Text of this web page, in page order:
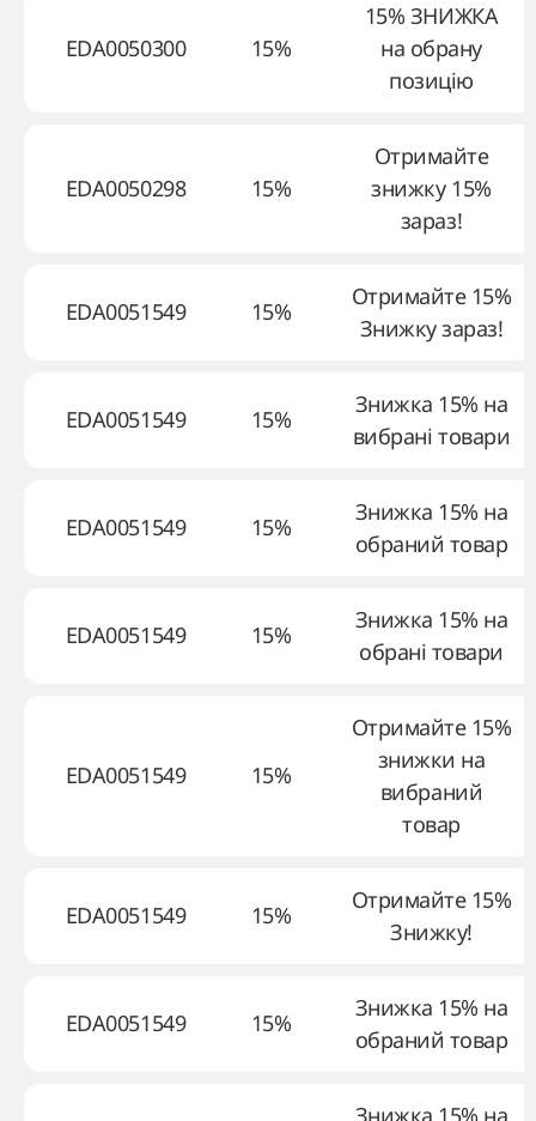
EDA0050300 15%
15% ЗНИЖКА
на обрану
позицію
EDA0050298 15%
Отримайте
знижку 15%
зараз!
EDA0051549 15%
Отримайте 15%
Знижку зараз!
EDA0051549 15%
Знижка 15% на
вибрані товари
EDA0051549 15%
Знижка 15% на
обраний товар
EDA0051549 15%
Знижка 15% на
обрані товари
EDA0051549 15%
Отримайте 15%
знижки на
вибраний
товар
EDA0051549 15%
Отримайте 15%
Знижку!
EDA0051549 15%
Знижка 15% на
обраний товар
Знижка 15% на